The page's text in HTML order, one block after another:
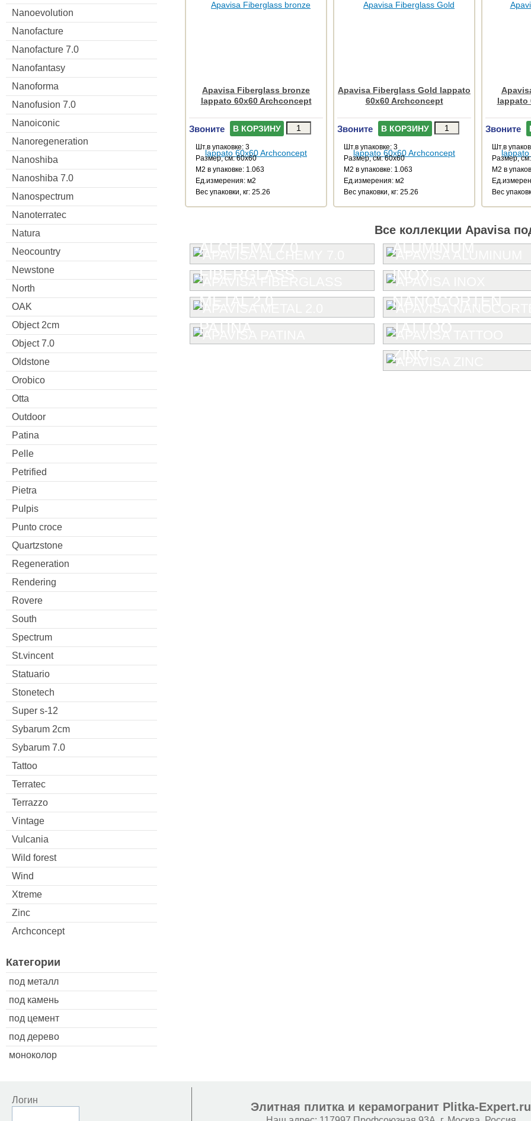
Nanoevolution
Nanofacture
Nanofacture 7.0
Nanofantasy
Nanoforma
Nanofusion 7.0
Nanoiconic
Nanoregeneration
Nanoshiba
Nanoshiba 7.0
Nanospectrum
Nanoterratec
Natura
Neocountry
Newstone
North
OAK
Object 2cm
Object 7.0
Oldstone
Orobico
Otta
Outdoor
Patina
Pelle
Petrified
Pietra
Pulpis
Punto croce
Quartzstone
Regeneration
Rendering
Rovere
South
Spectrum
St.vincent
Statuario
Stonetech
Super s-12
Sybarum 2cm
Sybarum 7.0
Tattoo
Terratec
Terrazzo
Vintage
Vulcania
Wild forest
Wind
Xtreme
Zinc
Archconcept
Категории
под металл
под камень
под цемент
под дерево
моноколор
Apavisa Fiberglass bronze
lappato 60x60 Archconcept
Звоните В КОРЗИНУ
Шт.в упаковке: 3
Размер, см: 60x60
М2 в упаковке: 1.063
Ед.измерения: м2
Веc упаковки, кг: 25.26
Apavisa Fiberglass Gold lappato
60x60 Archconcept
Звоните В КОРЗИНУ
Шт.в упаковке: 3
Размер, см: 60x60
М2 в упаковке: 1.063
Ед.измерения: м2
Веc упаковки, кг: 25.26
lappato
Звоните
Шт.в
Размер,
М2 в
Веc
Все коллекции Apavisa
ALCHEMY 7.0 ALUMINUM
FIBERGLASS
INOX
METAL 2.0
NANOCORTEN
PATINA
TATTOO
ZINC
Логин
Элитная плитка и керамогранит Plitka-Expert.ru